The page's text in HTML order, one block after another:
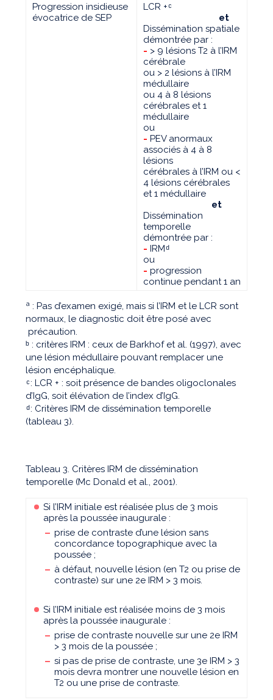
Progression insidieuse
évocatrice de SEP
LCR + ͨ
et
Dissémination spatiale
démontrée par :
- > 9 lésions T2 à l’IRM
cérébrale
ou > 2 lésions à l’IRM
médullaire
ou 4 à 8 lésions
cérébrales et 1
médullaire
ou
- PEV anormaux
associés à 4 à 8
lésions
cérébrales à l’IRM ou <
4 lésions cérébrales
et 1 médullaire
et
Dissémination
temporelle
démontrée par :
- IRM ͩ
ou
- progression
continue pendant 1 an
ª : Pas d’examen exigé, mais si l’IRM et le LCR sont
normaux, le diagnostic doit être posé avec
précaution.
ᵇ : critères IRM : ceux de Barkhof et al. (1997), avec
une lésion médullaire pouvant remplacer une
lésion encéphalique.
ͨ : LCR + : soit présence de bandes oligoclonales
d’IgG, soit élévation de l’index d’IgG.
ͩ : Critères IRM de dissémination temporelle
(tableau 3).
Tableau 3. Critères IRM de dissémination
temporelle (Mc Donald et al., 2001).
Si l’IRM initiale est réalisée plus de 3 mois
après la poussée inaugurale :
prise de contraste d’une lésion sans
concordance topographique avec la
poussée ;
à défaut, nouvelle lésion (en T2 ou prise de
contraste) sur une 2e IRM > 3 mois.
Si l’IRM initiale est réalisée moins de 3 mois
après la poussée inaugurale :
prise de contraste nouvelle sur une 2e IRM
> 3 mois de la poussée ;
si pas de prise de contraste, une 3e IRM > 3
mois devra montrer une nouvelle lésion en
T2 ou une prise de contraste.